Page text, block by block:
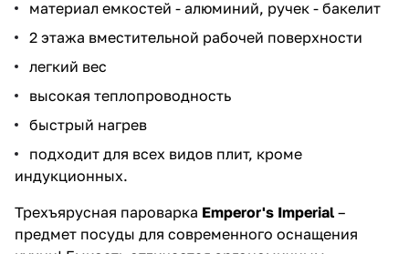
материал емкостей - алюминий, ручек - бакелит
2 этажа вместительной рабочей поверхности
легкий вес
высокая теплопроводность
быстрый нагрев
подходит для всех видов плит, кроме
индукционных.
Трехъярусная пароварка Emperor's Imperial –
предмет посуды для современного оснащения